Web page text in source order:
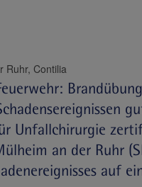
St. Marien-Hospital Mülheim an der Ruhr, Contilia
Unfallchirurgie
an der Ruhr
auf